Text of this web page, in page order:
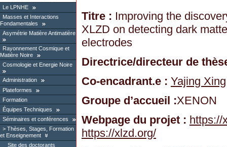
Le LPNHE
Masses et Interactions
Fondamentales
Asymétrie Matière Antimatière
Rayonnement Cosmique et
Matière Noire
Cosmologie et Energie Noire
Administration
Plateformes
Formation
Équipes Techniques
Séminaires et conférences
Thèses, Stages, Formation
et Enseignement
Site des doctorants
Titre : Improving the
XLZD on detecting dark
electrodes
Directrice/directeur de
Co-encadrant.e : Yajing Xing
Groupe d’accueil :XENON
Webpage du projet : https://
https://xlzd.org/